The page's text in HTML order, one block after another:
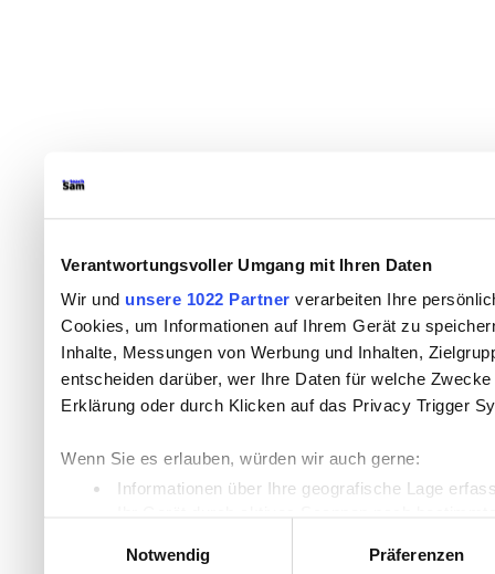
Verantwortungsvoller Umgang mit Ihren Daten
Wir und unsere 1022 Partner verarbeiten Ihre
Cookies, um Informationen auf Ihrem Gerät zu
Inhalte, Messungen von Werbung und Inhalten,
entscheiden darüber, wer Ihre Daten für welche
Erklärung oder durch Klicken auf das Privacy Trigger
Wenn Sie es erlauben, würden wir auch gerne:
Informationen über Ihre geografische Lage
Notwendig
Präferenzen